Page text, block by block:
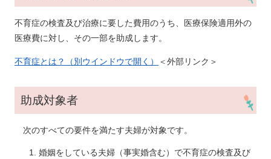
不育症の検査及び治療に要した費用のうち、医療保険適用外の
医療費に対し、その一部を助成します。
不育症とは？（別ウインドウで開く）​ ＜外部リンク＞
助成対象者
次のすべての要件を満たす夫婦が対象です。
婚姻をしている夫婦（事実婚含む）で不育症の検査及び